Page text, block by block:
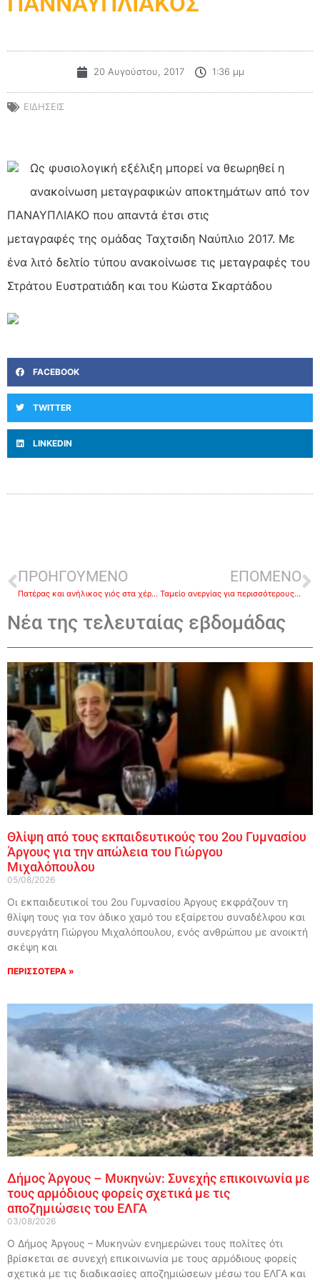
20 Αυγούστου, 2017 1:36 μμ
ΕΙΔΗΣΕΙΣ
Ως φυσιολογική εξέλιξη μπορεί να θεωρηθεί η
ανακοίνωση μεταγραφικών αποκτημάτων από τον
ΠΑΝΑΥΠΛΙΑΚΟ που απαντά έτσι στις
μεταγραφές της ομάδας Ταχτσιδη Ναύπλιο 2017. Με
ένα λιτό δελτίο τύπου ανακοίνωσε τις μεταγραφές του
Στράτου Ευστρατιάδη και του Κώστα Σκαρτάδου
FACEBOOK
TWITTER
LINKEDIN
ΠΡΟΗΓΟΥΜΕΝΟ
Πατέρας και ανήλικος γιός στα χέρια τα Ασφάλειας
ΕΠΟΜΕΝΟ
Ταμείο ανεργίας για περισσότερους ανακοινώνεται απο τον ΟΑΕΔ
Νέα της τελευταίας εβδομάδας
Θλίψη από τους εκπαιδευτικούς του 2ου Γυμνασίου
Άργους για την απώλεια του Γιώργου
Μιχαλόπουλου
05/08/2026
Οι εκπαιδευτικοί του 2ου Γυμνασίου Άργους εκφράζουν τη
θλίψη τους για τον άδικο χαμό του εξαίρετου συναδέλφου και
συνεργάτη Γιώργου Μιχαλόπουλου, ενός ανθρώπου με ανοικτή
σκέψη και
ΠΕΡΙΣΣΟΤΕΡΑ »
Δήμος Άργους – Μυκηνών: Συνεχής επικοινωνία με
τους αρμόδιους φορείς σχετικά με τις
αποζημιώσεις του ΕΛΓΑ
03/08/2026
Ο Δήμος Άργους – Μυκηνών ενημερώνει τους πολίτες ότι
βρίσκεται σε συνεχή επικοινωνία με τους αρμόδιους φορείς
σχετικά με τις διαδικασίες αποζημιώσεων μέσω του ΕΛΓΑ και